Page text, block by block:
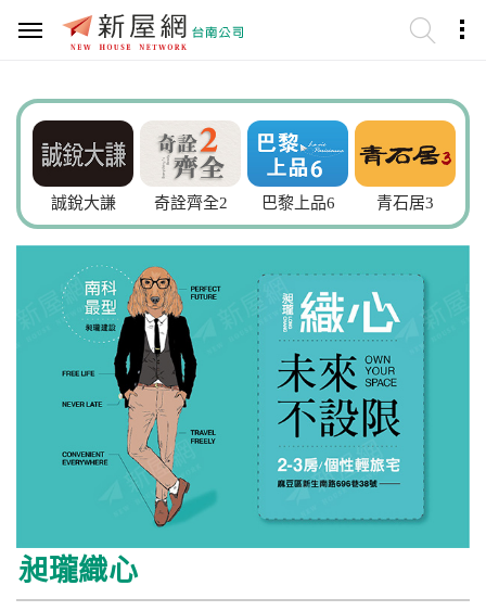
誠銳大謙 奇詮齊全2 巴黎上品6 青石居3
昶瓏織心